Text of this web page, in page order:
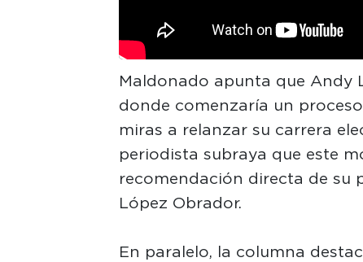
Maldonado apunta que Andy
donde comenzaría un
miras a relanzar su carrera
periodista subraya que este
recomendación directa de su
López Obrador.
En paralelo, la columna